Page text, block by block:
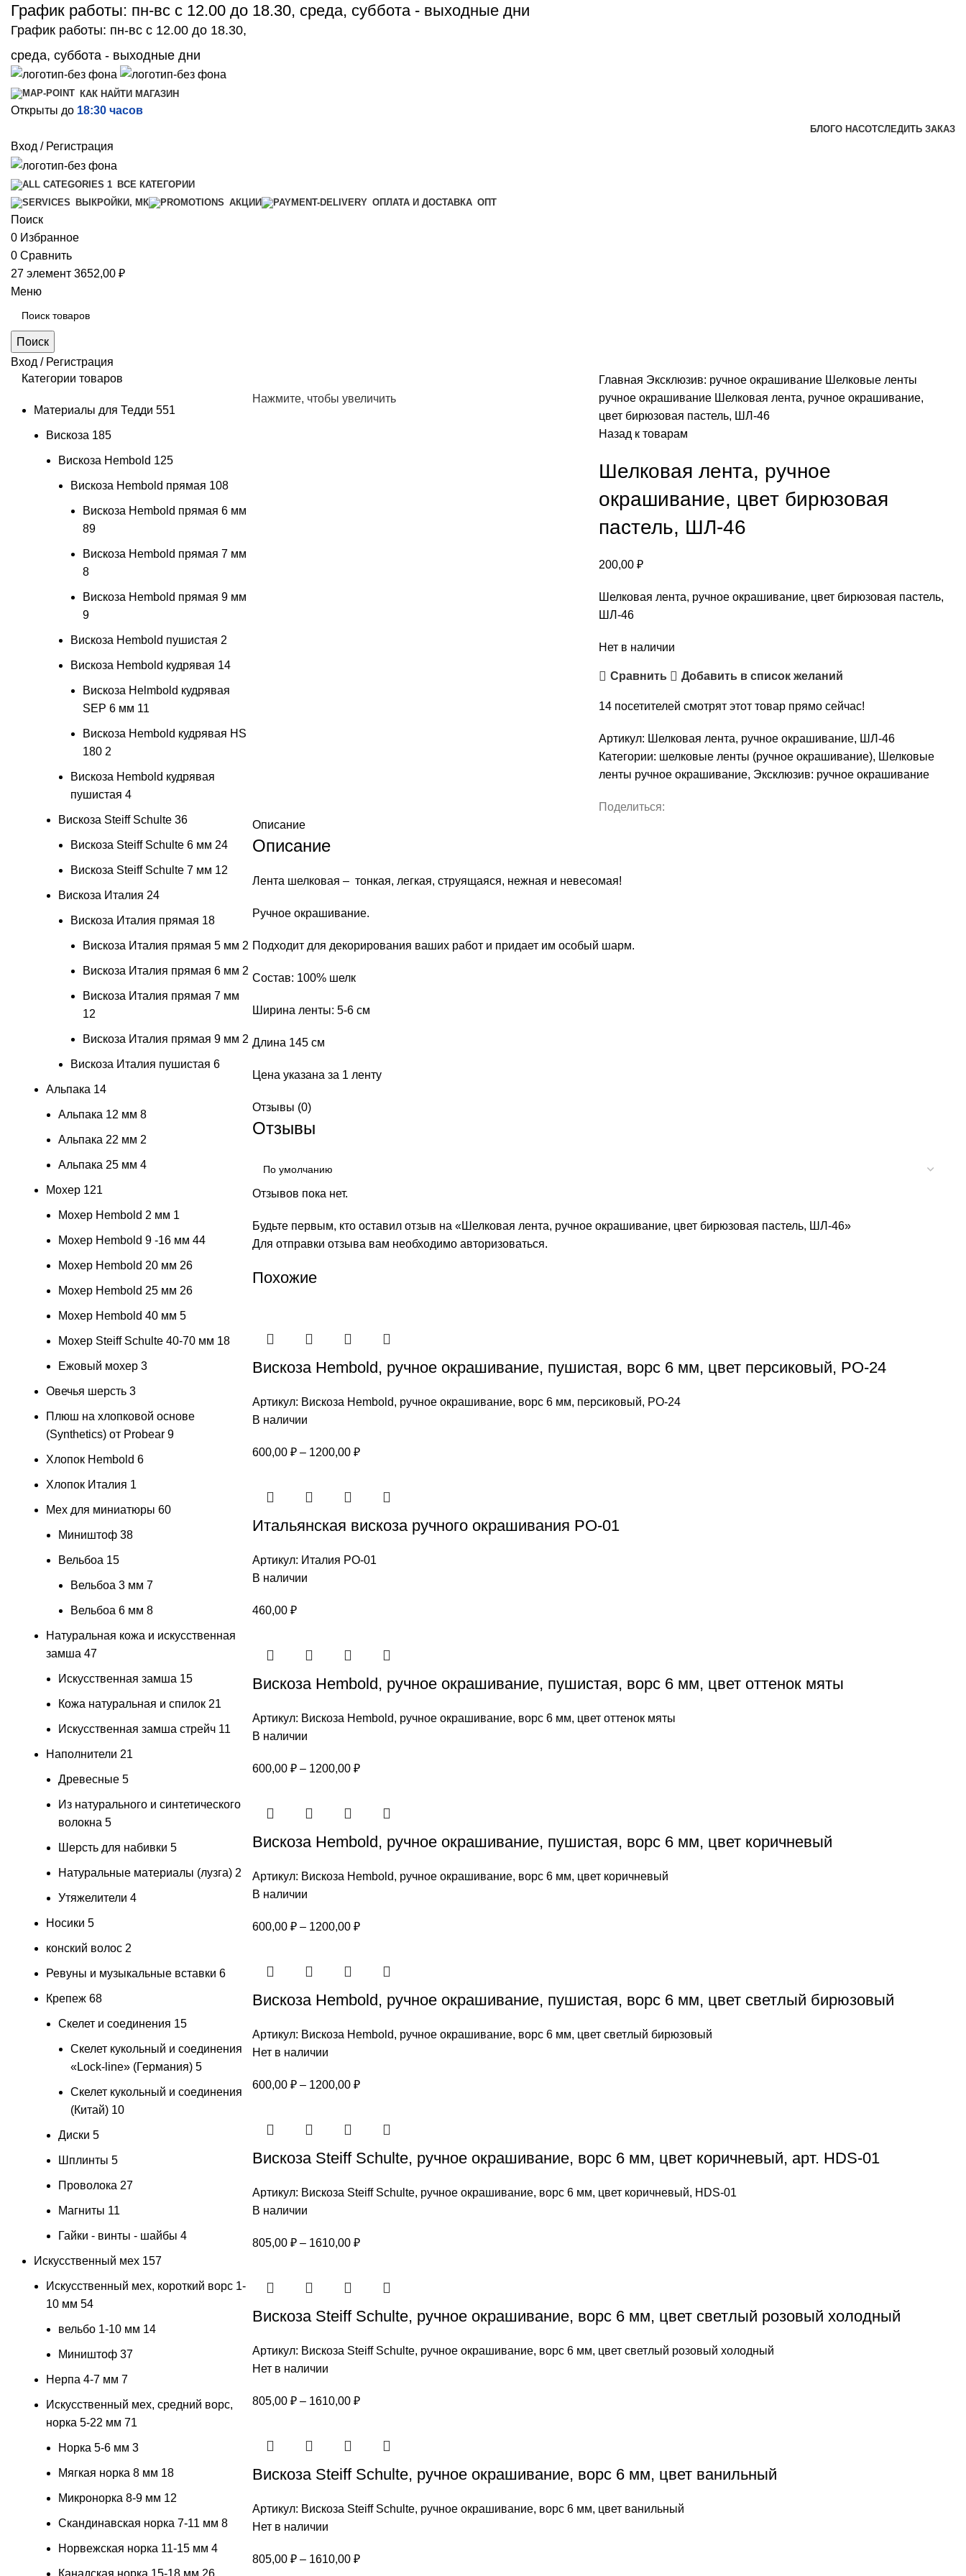
График работы: пн-вс с 12.00 до 18.30, среда, суббота - выходные дни
График работы: пн-вс с 12.00 до 18.30,
среда, суббота - выходные дни
КАК НАЙТИ МАГАЗИН
Открыты до 18:30 часов
БЛОГО НАСОТСЛЕДИТЬ ЗАКАЗ
Вход / Регистрация
ВСЕ КАТЕГОРИИ
ВЫКРОЙКИ, МК
АКЦИИ ОПЛАТА И ДОСТАВКА ОПТ
Поиск
0 Избранное
0 Сравнить
27 элемент 3652,00 ₽
Меню
Поиск
Вход / Регистрация
Нажмите, чтобы увеличить
Главная Эксклюзив: ручное окрашивание Шелковые ленты
ручное окрашивание Шелковая лента, ручное окрашивание,
цвет бирюзовая пастель, ШЛ-46
Назад к товарам
Шелковая лента, ручное
окрашивание, цвет бирюзовая
пастель, ШЛ-46
200,00 ₽
Шелковая лента, ручное окрашивание, цвет бирюзовая пастель,
ШЛ-46
Нет в наличии
Сравнить Добавить в список желаний
14 посетителей смотрят этот товар прямо сейчас!
Артикул: Шелковая лента, ручное окрашивание, ШЛ-46
Категории: шелковые ленты (ручное окрашивание), Шелковые
ленты ручное окрашивание, Эксклюзив: ручное окрашивание
Поделиться:
Описание
Описание
Лента шелковая – тонкая, легкая, струящаяся, нежная и невесомая!
Ручное окрашивание.
Подходит для декорирования ваших работ и придает им особый шарм.
Состав: 100% шелк
Ширина ленты: 5-6 см
Длина 145 см
Цена указана за 1 ленту
Отзывы (0)
Отзывы
Отзывов пока нет.
Будьте первым, кто оставил отзыв на «Шелковая лента, ручное окрашивание, цвет бирюзовая пастель, ШЛ-46»
Для отправки отзыва вам необходимо авторизоваться.
Похожие
Вискоза Hembold, ручное окрашивание, пушистая, ворс 6 мм, цвет персиковый, РО-24
Артикул: Вискоза Hembold, ручное окрашивание, ворс 6 мм, персиковый, РО-24
В наличии
600,00 ₽ – 1200,00 ₽Диапазон
1200,00 ₽
Итальянская вискоза ручного окрашивания РО-01
Артикул: Италия РО-01
В наличии
460,00 ₽
Вискоза Hembold, ручное окрашивание, пушистая, ворс 6 мм, цвет оттенок мяты
Артикул: Вискоза Hembold, ручное окрашивание, ворс 6 мм, цвет оттенок мяты
В наличии
600,00 ₽ – 1200,00 ₽Диапазон
1200,00 ₽
Вискоза Hembold, ручное окрашивание, пушистая, ворс 6 мм, цвет коричневый
Артикул: Вискоза Hembold, ручное окрашивание, ворс 6 мм, цвет коричневый
В наличии
600,00 ₽ – 1200,00 ₽Диапазон
1200,00 ₽
Вискоза Hembold, ручное окрашивание, пушистая, ворс 6 мм, цвет светлый бирюзовый
Артикул: Вискоза Hembold, ручное окрашивание, ворс 6 мм, цвет светлый бирюзовый
Нет в наличии
600,00 ₽ – 1200,00 ₽Диапазон
1200,00 ₽
Вискоза Steiff Schulte, ручное окрашивание, ворс 6 мм, цвет коричневый, арт. HDS-01
Артикул: Вискоза Steiff Schulte, ручное окрашивание, ворс 6 мм, цвет коричневый, HDS-01
В наличии
805,00 ₽ – 1610,00 ₽Диапазон
1610,00 ₽
Вискоза Steiff Schulte, ручное окрашивание, ворс 6 мм, цвет светлый розовый холодный
Артикул: Вискоза Steiff Schulte, ручное окрашивание, ворс 6 мм, цвет светлый розовый холодный
Нет в наличии
805,00 ₽ – 1610,00 ₽Диапазон
1610,00 ₽
Вискоза Steiff Schulte, ручное окрашивание, ворс 6 мм, цвет ванильный
Артикул: Вискоза Steiff Schulte, ручное окрашивание, ворс 6 мм, цвет ванильный
Нет в наличии
805,00 ₽ – 1610,00 ₽Диапазон
Категории товаров
Материалы для Тедди 551
Вискоза 185
Вискоза Hembold 125
Вискоза Hembold прямая 108
Вискоза Hembold прямая 6 мм
89
Вискоза Hembold прямая 7 мм
8
Вискоза Hembold прямая 9 мм
9
Вискоза Hembold пушистая 2
Вискоза Hembold кудрявая 14
Вискоза Helmbold кудрявая
SEP 6 мм 11
Вискоза Hembold кудрявая HS
180 2
Вискоза Hembold кудрявая
пушистая 4
Вискоза Steiff Schulte 36
Вискоза Steiff Schulte 6 мм 24
Вискоза Steiff Schulte 7 мм 12
Вискоза Италия 24
Вискоза Италия прямая 18
Вискоза Италия прямая 5 мм 2
Вискоза Италия прямая 6 мм 2
Вискоза Италия прямая 7 мм
12
Вискоза Италия прямая 9 мм 2
Вискоза Италия пушистая 6
Альпака 14
Альпака 12 мм 8
Альпака 22 мм 2
Альпака 25 мм 4
Мохер 121
Мохер Hembold 2 мм 1
Мохер Hembold 9 -16 мм 44
Мохер Hembold 20 мм 26
Мохер Hembold 25 мм 26
Мохер Hembold 40 мм 5
Мохер Steiff Schulte 40-70 мм 18
Ежовый мохер 3
Овечья шерсть 3
Плюш на хлопковой основе
(Synthetics) от Probear 9
Хлопок Hembold 6
Хлопок Италия 1
Мех для миниатюры 60
Миништоф 38
Вельбоа 15
Вельбоа 3 мм 7
Вельбоа 6 мм 8
Натуральная кожа и искусственная
замша 47
Искусственная замша 15
Кожа натуральная и спилок 21
Искусственная замша стрейч 11
Наполнители 21
Древесные 5
Из натурального и синтетического
волокна 5
Шерсть для набивки 5
Натуральные материалы (лузга) 2
Утяжелители 4
Носики 5
конский волос 2
Ревуны и музыкальные вставки 6
Крепеж 68
Скелет и соединения 15
Скелет кукольный и соединения
«Lock-line» (Германия) 5
Скелет кукольный и соединения
(Китай) 10
Диски 5
Шплинты 5
Проволока 27
Магниты 11
Гайки - винты - шайбы 4
Искусственный мех 157
Искусственный мех, короткий ворс 1-
10 мм 54
вельбо 1-10 мм 14
Миништоф 37
Нерпа 4-7 мм 7
Искусственный мех, средний ворс,
норка 5-22 мм 71
Норка 5-6 мм 3
Мягкая норка 8 мм 18
Микронорка 8-9 мм 12
Скандинавская норка 7-11 мм 8
Норвежская норка 11-15 мм 4
Канадская норка 15-18 мм 26